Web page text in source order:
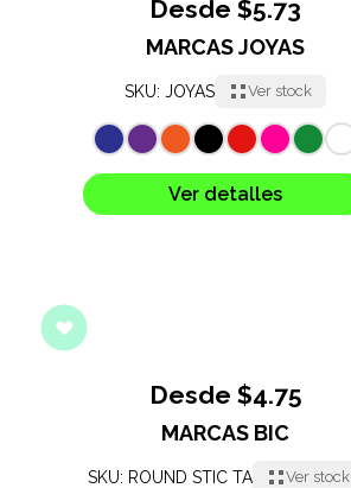
Herramientas
Salud y cuidado
Targus
Mascotas
Desde $5.73
MARCAS JOYAS
SKU: JOYAS Ver stock
Ver detalles
Desde $4.75
MARCAS BIC
SKU: ROUND STIC TA Ver stock